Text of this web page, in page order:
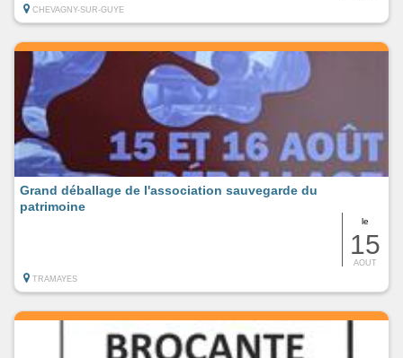
CHEVAGNY-SUR-GUYE
le
15
AOUT
Grand déballage de l'association sauvegarde du
patrimoine
TRAMAYES